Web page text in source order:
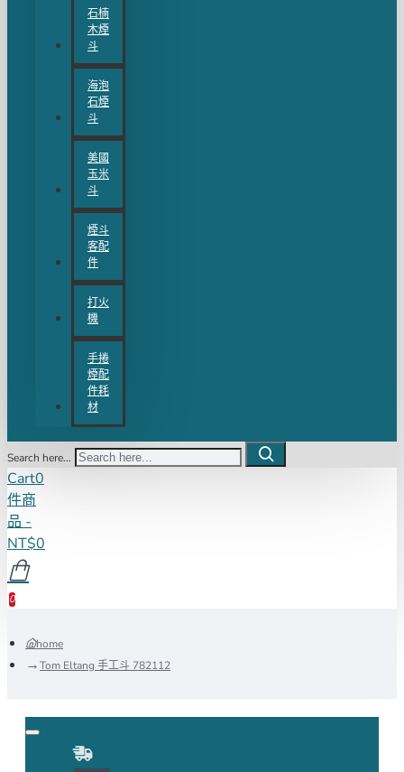
石楠
木煙
斗
海泡
石煙
斗
美國
玉米
斗
煙斗
客配
件
打火
機
手捲
煙配
件耗
材
Search here...
Cart0
件商
品 -
NT$0
0
home
Tom Eltang 手工斗 782112